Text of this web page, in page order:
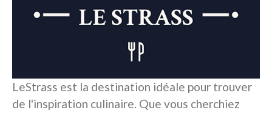
LeStrass est la destination idéale pour trouver
de l'inspiration culinaire. Que vous cherchiez